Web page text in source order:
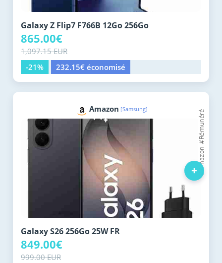
Galaxy Z Flip7 F766B 12Go 256Go
865.00€
1,097.15 EUR
-21%
232.15€ économisé
Amazon [Samsung]
Galaxy S26 256Go 25W FR
849.00€
999.00 EUR
+